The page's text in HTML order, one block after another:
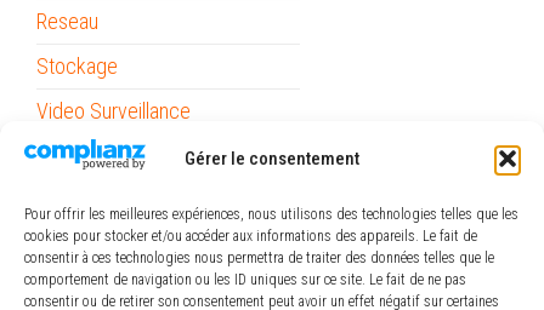
Gérer le consentement
Pour offrir les meilleures expériences, nous utilisons des technologies telles que les
cookies pour stocker et/ou accéder aux informations des appareils. Le fait de
consentir à ces technologies nous permettra de traiter des données telles que le
comportement de navigation ou les ID uniques sur ce site. Le fait de ne pas
consentir ou de retirer son consentement peut avoir un effet négatif sur certaines
Reseau
Stockage
Video Surveillance
Mobilité
Outils
Papeterie / Bureau
Piles